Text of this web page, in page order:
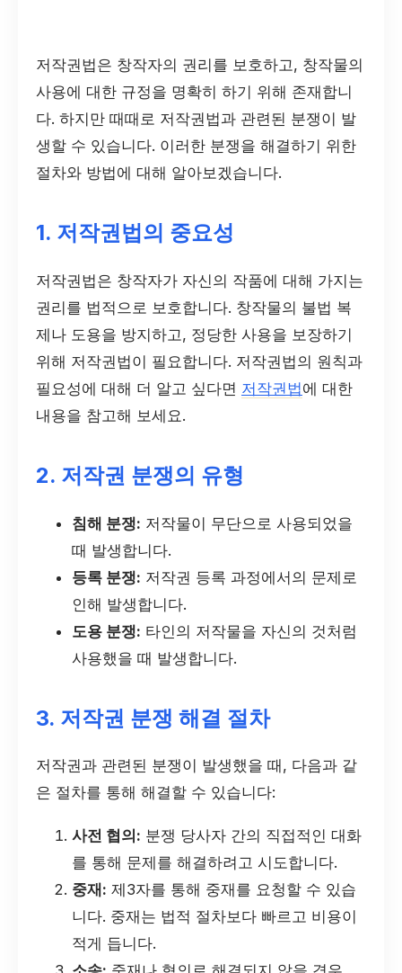
저작권법은 창작자의 권리를 보호하고, 창작물의
사용에 대한 규정을 명확히 하기 위해 존재합니
다. 하지만 때때로 저작권법과 관련된 분쟁이 발
생할 수 있습니다. 이러한 분쟁을 해결하기 위한
절차와 방법에 대해 알아보겠습니다.
1. 저작권법의 중요성
저작권법은 창작자가 자신의 작품에 대해 가지는
권리를 법적으로 보호합니다. 창작물의 불법 복
제나 도용을 방지하고, 정당한 사용을 보장하기
위해 저작권법이 필요합니다. 저작권법의 원칙과
필요성에 대해 더 알고 싶다면 저작권법에 대한
내용을 참고해 보세요.
2. 저작권 분쟁의 유형
침해 분쟁: 저작물이 무단으로 사용되었을
때 발생합니다.
등록 분쟁: 저작권 등록 과정에서의 문제로
인해 발생합니다.
도용 분쟁: 타인의 저작물을 자신의 것처럼
사용했을 때 발생합니다.
3. 저작권 분쟁 해결 절차
저작권과 관련된 분쟁이 발생했을 때, 다음과 같
은 절차를 통해 해결할 수 있습니다:
사전 협의: 분쟁 당사자 간의 직접적인 대화
를 통해 문제를 해결하려고 시도합니다.
중재: 제3자를 통해 중재를 요청할 수 있습
니다. 중재는 법적 절차보다 빠르고 비용이
적게 듭니다.